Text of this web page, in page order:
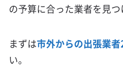
の予算に合った業者を見つ
まずは市外からの出張業
い。